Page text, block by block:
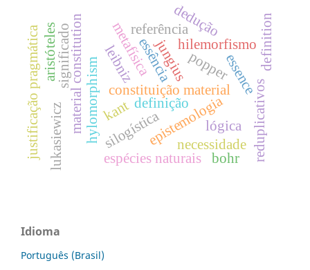
hilemorfismo
essência
definição
constituição material
hylomorphism essence
definition
material constitution epistemologia
metafísica
kant
leibniz
lógica
jungius
reduplicativos
referência
necessidade
espécies naturais
significado
aristóteles
lukasiewicz silogística
dedução
popper
justificação pragmática bohr
Idioma
Português (Brasil)